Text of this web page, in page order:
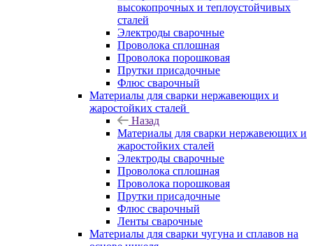
высокопрочных и теплоустойчивых
сталей
Электроды сварочные
Проволока сплошная
Проволока порошковая
Прутки присадочные
Флюс сварочный
Материалы для сварки нержавеющих и
жаростойких сталей
Назад
Материалы для сварки нержавеющих и
жаростойких сталей
Электроды сварочные
Проволока сплошная
Проволока порошковая
Прутки присадочные
Флюс сварочный
Ленты сварочные
Материалы для сварки чугуна и сплавов на